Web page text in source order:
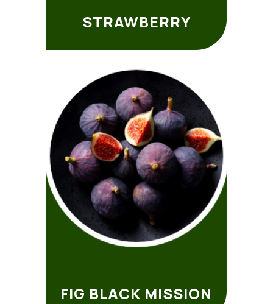
STRAWBERRY
FIG BLACK MISSION